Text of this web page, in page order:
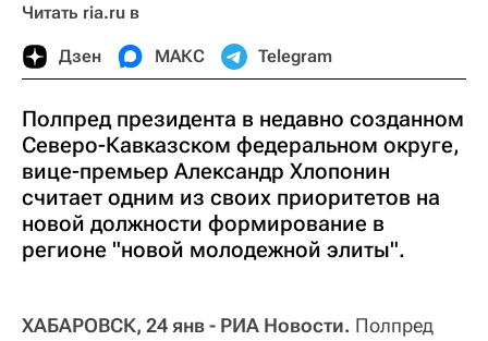
Читать ria.ru в
Дзен МАКС Telegram
Полпред президента в недавно созданном
Северо-Кавказском федеральном округе,
вице-премьер Александр Хлопонин
считает одним из своих приоритетов на
новой должности формирование в
регионе "новой молодежной элиты".
ХАБАРОВСК, 24 янв - РИА Новости. Полпред